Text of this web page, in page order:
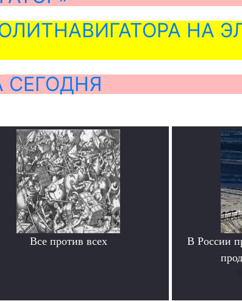
НА
СЕГОДНЯ
Все против всех
В России